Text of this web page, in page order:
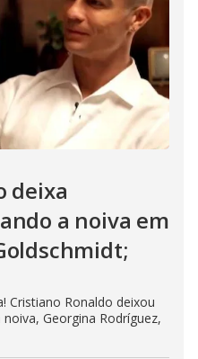
deixa
a noiva em
Cristiano Ronaldo deixou
Georgina Rodríguez,